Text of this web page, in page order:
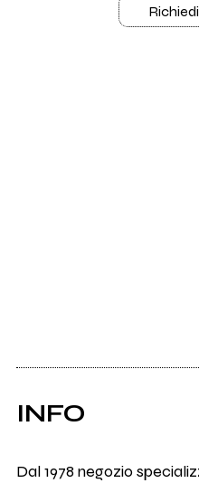
INFO
Dal 1978 negozio